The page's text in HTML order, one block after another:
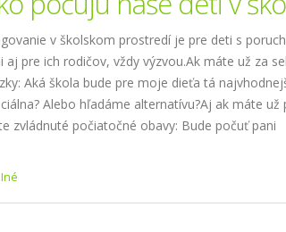
v školskom prostredí je pre deti s
aj pre ich rodičov, vždy výzvou.Ak máte už za
Aká škola bude pre moje dieťa tá
Alebo hľadáme alternatívu?Aj ak máte
zvládnuté počiatočné obavy: Bude počuť pani
Iné